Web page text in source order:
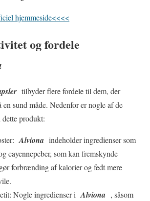
hjemmeside<<<<
og fordele
tilbyder flere fordele til dem, der
en sund måde. Nedenfor er nogle af de
produkt:
Alviona indeholder ingredienser som
cayennepeber, som kan fremskynde
forbrænding af kalorier og fedt mere
Nogle ingredienser iAlviona , såsom